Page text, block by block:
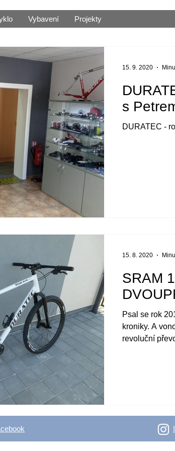
Vybavení Projekty
s
DURATEC -
15. 9. 2020
SRAM
Psal se rok
kroniky. A
revoluční
15. 8. 2020